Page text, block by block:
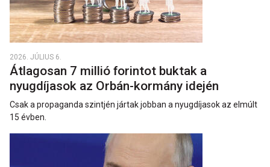
2026. JÚLIUS 6.
Átlagosan 7 millió forintot buktak a
nyugdíjasok az Orbán-kormány idején
Csak a propaganda szintjén jártak jobban a nyugdíjasok az elmúlt
15 évben.